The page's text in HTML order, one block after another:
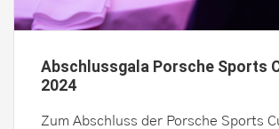
Abschlussgala Porsche Sports
2024
Zum Abschluss der Porsche Sports